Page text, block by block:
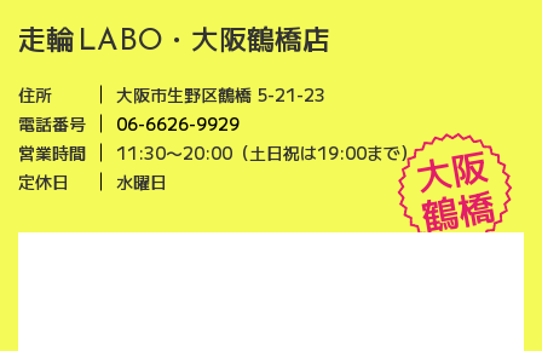
走輪 LABO ・大阪鶴橋店
住所
大阪市生野区鶴橋 5-21-23
電話番号
06-6626-9929
営業時間
11:30〜20:00（土日祝は19:00まで）
定休日
水曜日 大阪
鶴橋